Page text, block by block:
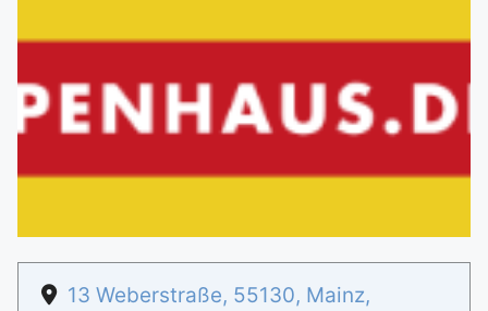
13 Weberstraße, 55130, Mainz,